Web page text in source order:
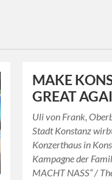
MAKE
GREAT
Uli von Frank,
Stadt Konstanz
Konzerthaus in
Kampagne der
MACHT NASS“ /